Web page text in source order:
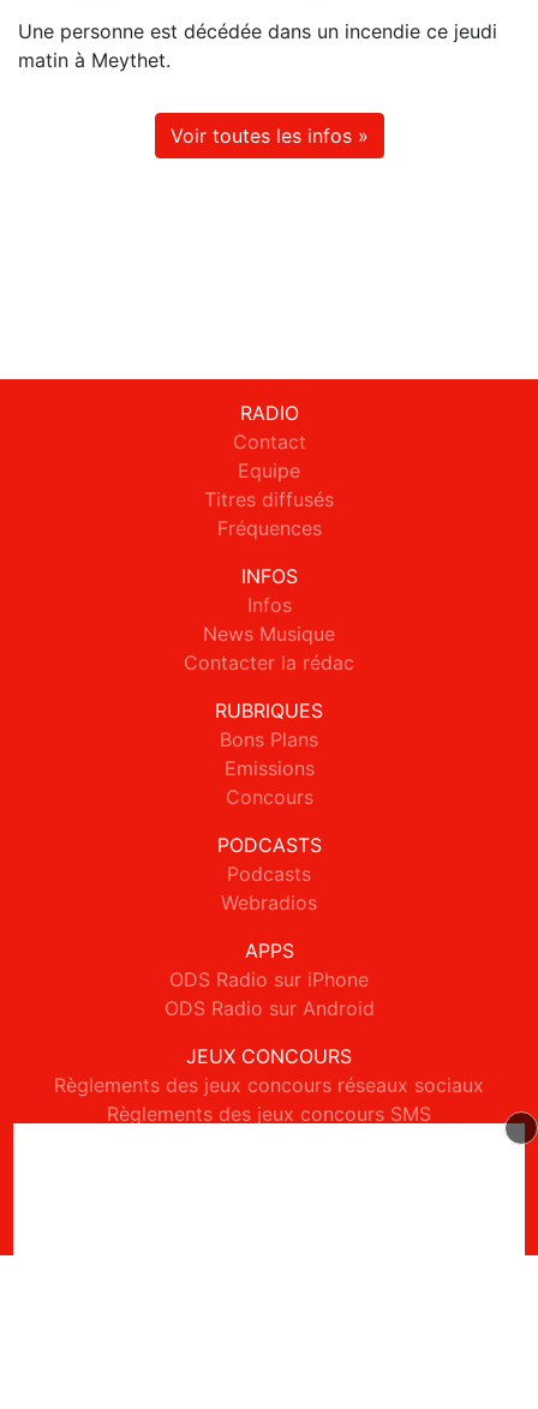
Une personne est décédée dans un incendie ce jeudi
matin à Meythet.
Voir toutes les infos »
RADIO
Contact
Equipe
Titres diffusés
Fréquences
INFOS
Infos
News Musique
Contacter la rédac
RUBRIQUES
Bons Plans
Emissions
Concours
PODCASTS
Podcasts
Webradios
APPS
ODS Radio sur iPhone
ODS Radio sur Android
JEUX CONCOURS
Règlements des jeux concours réseaux sociaux
Règlements des jeux concours SMS